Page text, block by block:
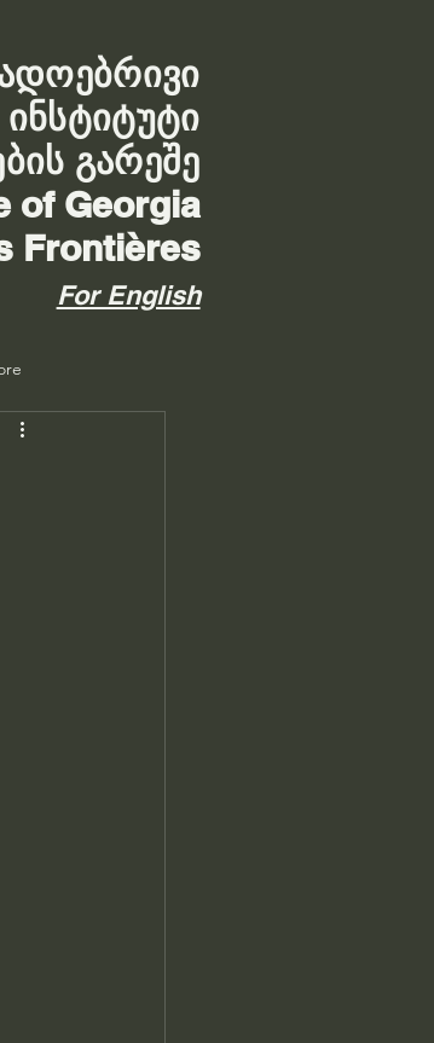
ინსტიტუტი
გარეშე
of Georgia
Frontières
For English